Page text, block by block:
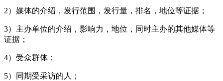
2）媒体的介绍，发行范围，发行量，排名，地位等证据；
3）主办单位的介绍，影响力，地位，同时主办的其他媒体等
证据；
4）受众群体；
5）同期受采访的人；